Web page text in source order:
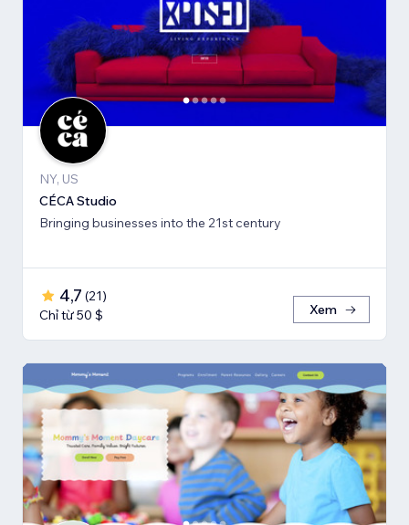
NY, US
CÉCA Studio
Bringing businesses into the 21st century
4,7 (21)
Chỉ từ 50 $
Xem